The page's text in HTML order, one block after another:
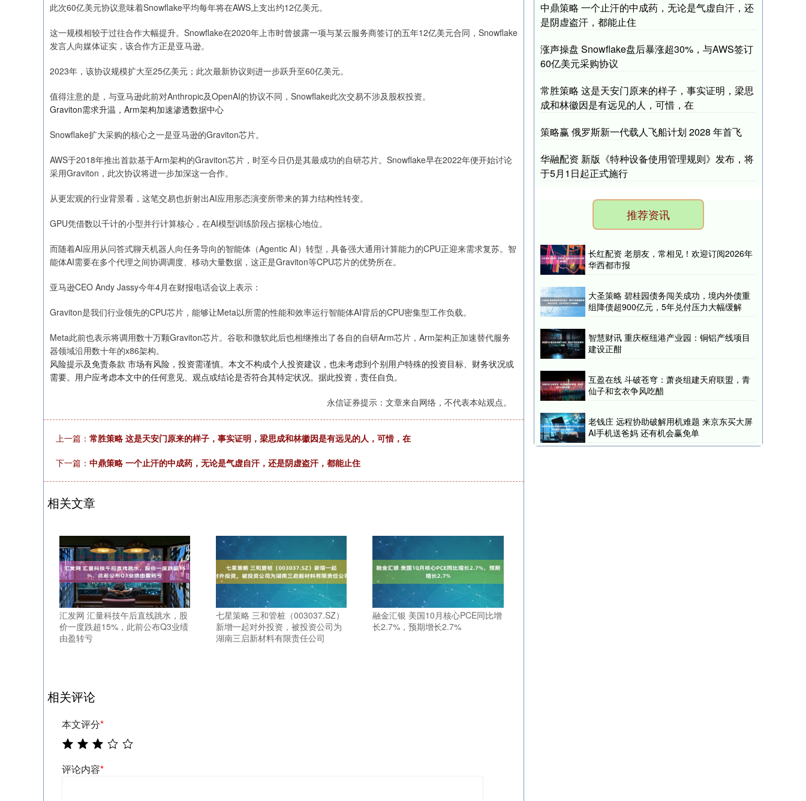
此次60亿美元协议意味着Snowflake平均每年将在AWS上支出约12亿美元。
这一规模相较于过往合作大幅提升。Snowflake在2020年上市时曾披露一项与某云服务商签订的五年12亿美元合同，Snowflake
发言人向媒体证实，该合作方正是亚马逊。
2023年，该协议规模扩大至25亿美元；此次最新协议则进一步跃升至60亿美元。
值得注意的是，与亚马逊此前对Anthropic及OpenAI的协议不同，Snowflake此次交易不涉及股权投资。
Graviton需求升温，Arm架构加速渗透数据中心
Snowflake扩大采购的核心之一是亚马逊的Graviton芯片。
AWS于2018年推出首款基于Arm架构的Graviton芯片，时至今日仍是其最成功的自研芯片。Snowflake早在2022年便开始讨论
采用Graviton，此次协议将进一步加深这一合作。
从更宏观的行业背景看，这笔交易也折射出AI应用形态演变所带来的算力结构性转变。
GPU凭借数以千计的小型并行计算核心，在AI模型训练阶段占据核心地位。
而随着AI应用从问答式聊天机器人向任务导向的智能体（Agentic AI）转型，具备强大通用计算能力的CPU正迎来需求复苏。智
能体AI需要在多个代理之间协调调度、移动大量数据，这正是Graviton等CPU芯片的优势所在。
亚马逊CEO Andy Jassy今年4月在财报电话会议上表示：
Graviton是我们行业领先的CPU芯片，能够让Meta以所需的性能和效率运行智能体AI背后的CPU密集型工作负载。
Meta此前也表示将调用数十万颗Graviton芯片。谷歌和微软此后也相继推出了各自的自研Arm芯片，Arm架构正加速替代服务
器领域沿用数十年的x86架构。
风险提示及免责条款 市场有风险，投资需谨慎。本文不构成个人投资建议，也未考虑到个别用户特殊的投资目标、财务状况或
需要。用户应考虑本文中的任何意见、观点或结论是否符合其特定状况。据此投资，责任自负。
永信证券提示：文章来自网络，不代表本站观点。
上一篇： 常胜策略 这是天安门原来的样子，事实证明，梁思成和林徽因是有远见的人，可惜，在
下一篇： 中鼎策略 一个止汗的中成药，无论是气虚自汗，还是阴虚盗汗，都能止住
相关文章
汇发网 汇量科技午后直线跳水，股
价一度跌超15%，此前公布Q3业绩
由盈转亏
七星策略 三和管桩（003037.SZ）
新增一起对外投资，被投资公司为
湖南三启新材料有限责任公司
融金汇银 美国10月核心PCE同比增
长2.7%，预期增长2.7%
相关评论
本文评分*
评论内容*
中鼎策略 一个止汗的中成药，无论是气虚自汗，还
是阴虚盗汗，都能止住
涨声操盘 Snowflake盘后暴涨超30%，与AWS签订
60亿美元采购协议
常胜策略 这是天安门原来的样子，事实证明，梁思
成和林徽因是有远见的人，可惜，在
策略赢 俄罗斯新一代载人飞船计划 2028 年首飞
华融配资 新版《特种设备使用管理规则》发布，将
于5月1日起正式施行
推荐资讯
长红配资 老朋友，常相见！欢迎订阅2026年
华西都市报
大圣策略 碧桂园债务闯关成功，境内外债重
组降债超900亿元，5年兑付压力大幅缓解
智慧财讯 重庆枢纽港产业园：铜铝产线项目
建设正酣
互盈在线 斗破苍穹：萧炎组建天府联盟，青
仙子和玄衣争风吃醋
老钱庄 远程协助破解用机难题 来京东买大屏
AI手机送爸妈 还有机会赢免单